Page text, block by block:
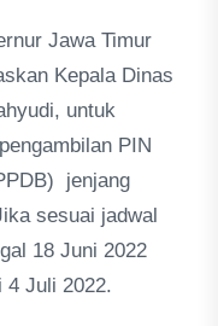
Jawa Timur
Kepala Dinas
untuk
PIN
jenjang
sesuai jadwal
18 Juni 2022
4 Juli 2022.